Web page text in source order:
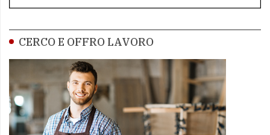
CERCO E OFFRO LAVORO